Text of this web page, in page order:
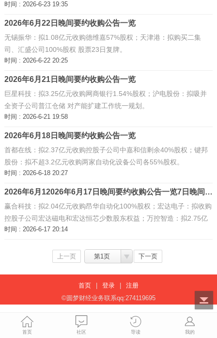
时间 : 2026-6-23 19:35
2026年6月22日晚间要约收购公告一览
无锡振华：拟1.08亿元收购德维嘉57%股权；天津港：拟购买二集
司、汇盛公司100%股权 股票23日复牌。
时间 : 2026-6-22 20:25
2026年6月21日晚间要约收购公告一览
巨星科技：拟3.25亿元收购网商银行1.54%股权；沪电股份：拟吸并
全资子公司普江仓储 对产能扩建工作统一规划。
时间 : 2026-6-21 19:58
2026年6月18日晚间要约收购公告一览
首都在线：拟2.37亿元收购控股子公司中嘉和信剩余40%股权；键邦
股份：拟不超3.2亿元收购两家自动化设备公司各55%股权。
时间 : 2026-6-18 20:27
2026年6月12026年6月17日晚间要约收购公告一览7日晚间要约收购公告一览 ...
赢合科技：拟2.04亿元收购昂华自动化100%股权；宏达电子：拟收购
控股子公司宏达磁电和宏达恒芯少数股东权益；万控智造：拟2.75亿
元收购浙江东爵51%股权；炼石航空：拟2.2亿元收购天科航空
时间 : 2026-6-17 20:14
上一页 第1页 下一页
首页 登录
注册
©圆梦财经业务联系qq:274119695
首页 社区 导读 我的